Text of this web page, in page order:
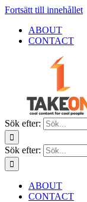
Fortsätt till innehållet
ABOUT
CONTACT
Sök efter:
Sök efter:
ABOUT
CONTACT